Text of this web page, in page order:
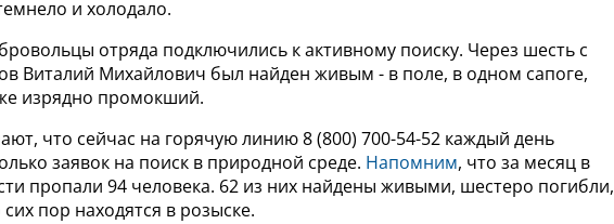
и холодало.
отряда подключились к активному поиску. Через шесть с
Виталий Михайлович был найден живым - в поле, в одном сапоге,
изрядно промокший.
что сейчас на горячую линию 8 (800) 700-54-52 каждый день
заявок на поиск в природной среде. Напомним, что за месяц в
пропали 94 человека. 62 из них найдены живыми, шестеро погибли,
пор находятся в розыске.